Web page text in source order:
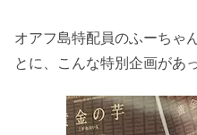
オアフ島特配員のふーちゃ
とに、こんな特別企画があ